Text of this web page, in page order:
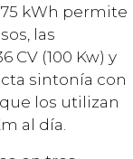
kWh permite
las
CV (100 Kw) y
sintonía con
los utilizan
al día.